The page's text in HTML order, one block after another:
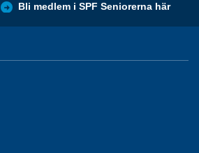
Bli medlem i SPF Seniorerna här